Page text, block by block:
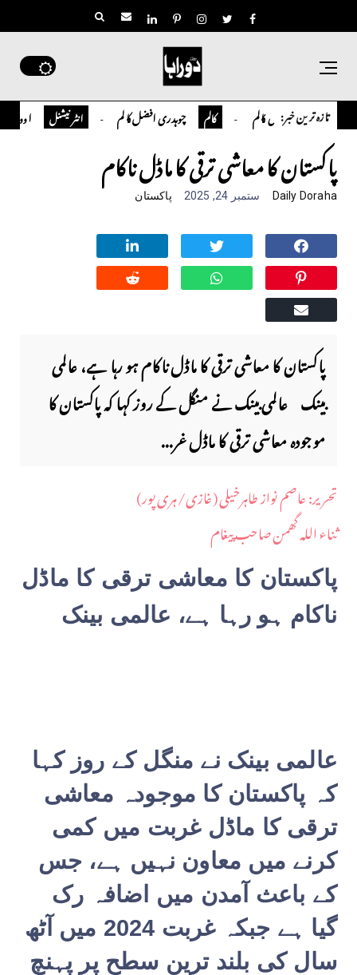
تازہ ترین خبر:
سلمان قاضی کالم کالم چوہدری افضل کالم انٹر نیشنل اوورسیز
پاکستان کا معاشی ترقی کا ماڈل ناکام
Daily Doraha ستمبر 24, 2025 پاکستان
پاکستان کا معاشی ترقی کا ماڈل ناکام ہو رہا ہے، عالمی
بینک عالمی بینک نے منگل کے روز کہا کہ پاکستان کا
موجودہ معاشی ترقی کا ماڈل غر...
​تحریر: عاصم نواز طاہرخیلی (غازی/ہری پور)
ثناء اللہ گھمن صاحب پیغام
پاکستان کا معاشی ترقی کا ماڈل
ناکام ہو رہا ہے، عالمی بینک
عالمی بینک نے منگل کے روز کہا
کہ پاکستان کا موجودہ معاشی
ترقی کا ماڈل غربت میں کمی
کرنے میں معاون نہیں ہے، جس
کے باعث آمدن میں اضافہ رک
گیا ہے جبکہ غربت 2024 میں آٹھ
سال کی بلند ترین سطح پر پہنچ